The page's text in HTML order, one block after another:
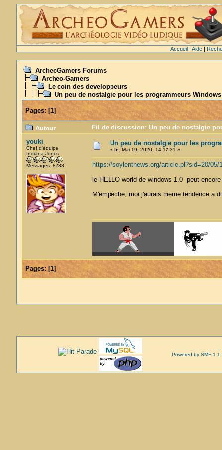
Accueil| Aide|
ArcheoGamers Forums
Archeo-Gamers
Le coin des developpeurs
Un peu de nostalgie pour les programmeurs Windows
Pages:[1]
Auteur
Fil de discussion: Un peu de nostalgie
youki
Chef d'équipe.
Indiana Jones
Messages: 8238
Un peu de nostalgie pour les
« le:Mai 19, 2020, 14:12:31 »
https://soylentnews.org/article.pl?sid=20/05/
le HELLO world de windows 1.0 peut
M'empeche, moi j'aurais meme tendence a
Pages:[1]
Powered by SMF